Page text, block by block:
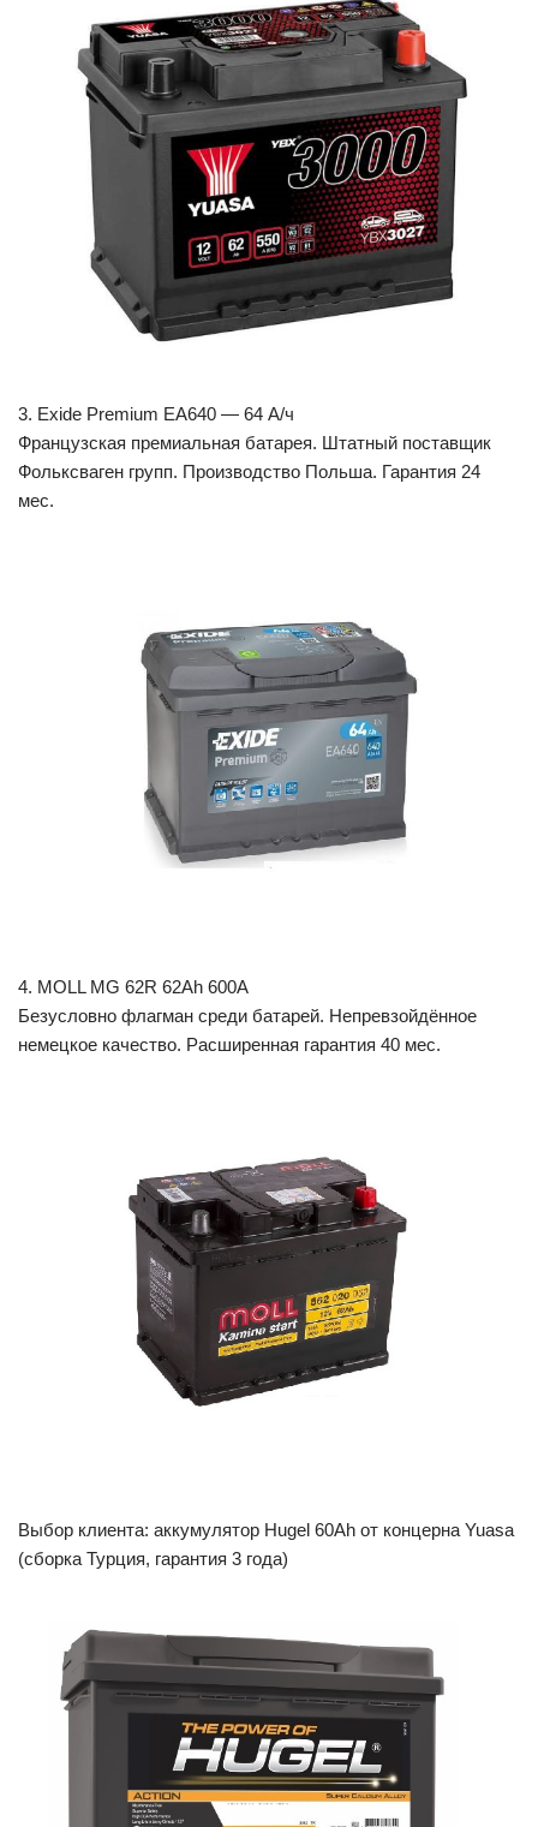
3. Exide Premium EA640 — 64 А/ч
Французская премиальная батарея. Штатный поставщик
Фольксваген групп. Производство Польша. Гарантия 24
мес.
4. MOLL MG 62R 62Ah 600A
Безусловно флагман среди батарей. Непревзойдённое
немецкое качество. Расширенная гарантия 40 мес.
Выбор клиента: аккумулятор Hugel 60Ah от концерна Yuasa
(сборка Турция, гарантия 3 года)